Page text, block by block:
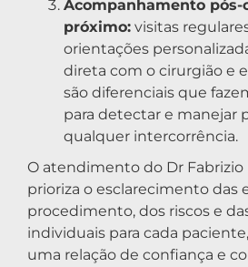
Acompanhamento pós-
próximo: visitas
orientações
direta com o cirurgião e
são diferenciais que
para detectar e manejar
qualquer intercorrência.
O atendimento do Dr Fabrizio
prioriza o esclarecimento das
procedimento, dos riscos e
individuais para cada
uma relação de confiança e